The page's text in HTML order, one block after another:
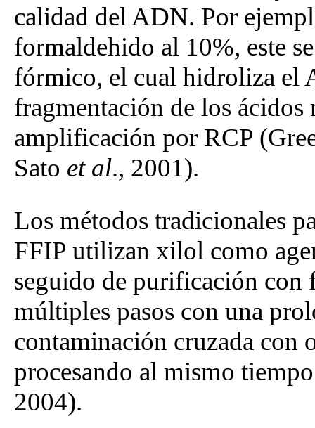
calidad del ADN. Por
formaldehido al 10%, este
fórmico, el cual hidroliza el
fragmentación de los ácidos
amplificación por RCP
Sato et al., 2001).
Los métodos tradicionales
FFIP utilizan xilol como
seguido de purificación
múltiples pasos con una
contaminación cruzada con
procesando al mismo
2004).